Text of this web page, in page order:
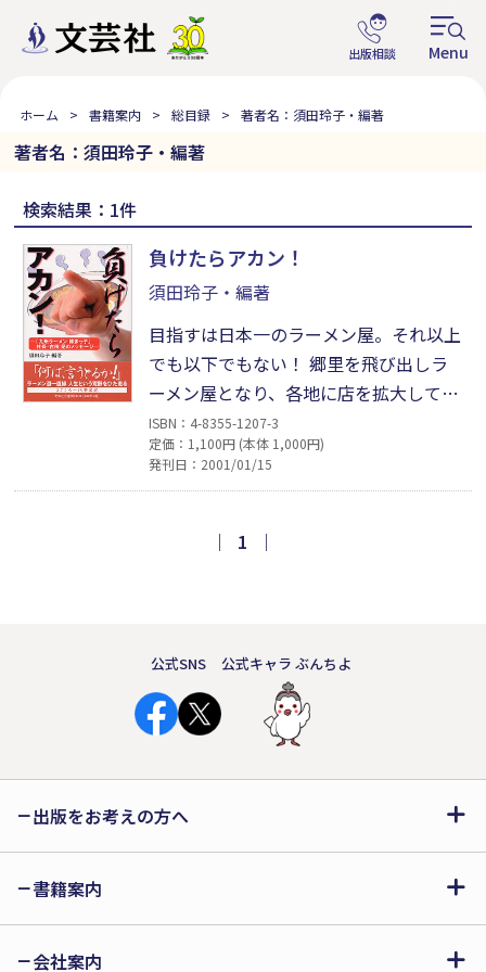
ホーム 書籍案内 総目録 著者名：須田玲子・編著
著者名：須田玲子・編著
検索結果：1件
負けたらアカン！
須田玲子・編著
目指すは日本一のラーメン屋。それ以上
でも以下でもない！ 郷里を飛び出しラ
ーメン屋となり、各地に店を拡大してい
った「九州ラーメン博多っ子」の社長・
吉田晃が語る「まごころ繁盛記」。自分
の信念に忠実に、真っ直ぐに生きる姿が
ISBN：4-8355-1207-3
定価：1,100円 (本体 1,000円)
発刊日：2001/01/15
｜ 1 ｜
公式SNS 公式キャラ ぶんちよ
出版をお考えの方へ
書籍案内
会社案内